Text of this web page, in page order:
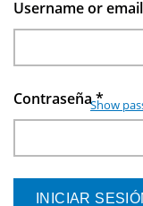
Username or
Contraseña*
Show